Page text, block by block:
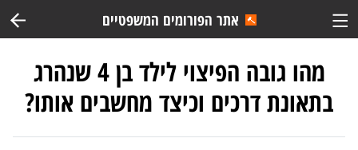
אתר הפורומים המשפטיים
מהו גובה הפיצוי לילד בן 4 שנהרג
בתאונת דרכים וכיצד מחשבים אותו?